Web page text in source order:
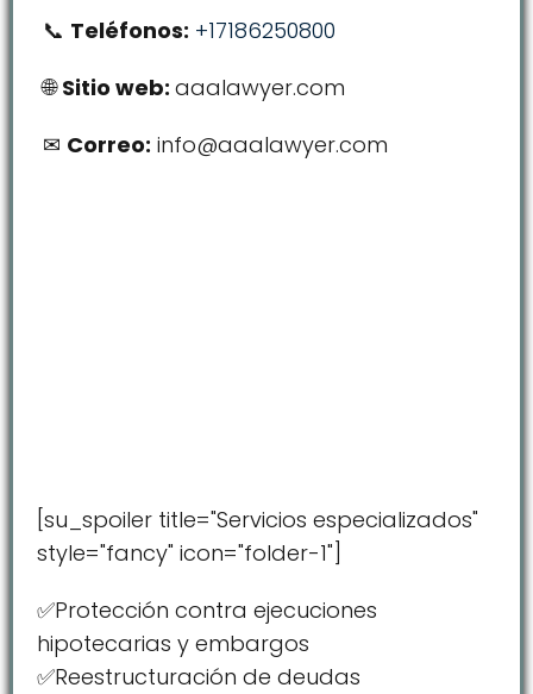
Teléfonos: +17186250800
Sitio web:aaalawyer.com
Correo: info@aaalawyer.com
[su_spoiler title="Servicios especializados"
style="fancy" icon="folder-1"]
✅Protección contra ejecuciones
hipotecarias y embargos
✅Reestructuración de deudas